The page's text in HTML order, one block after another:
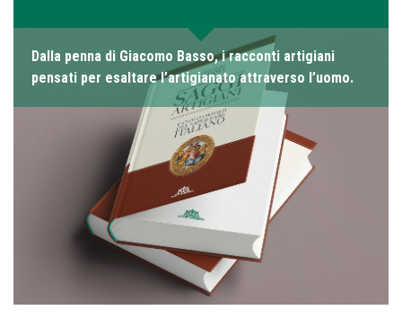
Dalla penna di Giacomo Basso, i racconti artigiani
pensati per esaltare l’artigianato attraverso l’uomo.